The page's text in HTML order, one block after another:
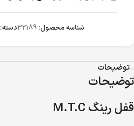
شناسه محصول: 32189دسته:
توضیحات
توضیحات
قفل رینگ M.T.C